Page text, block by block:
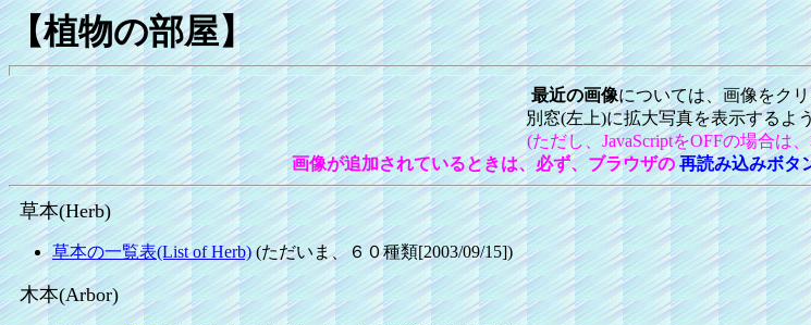
【植物の部屋】
最近の画像については、画像をク
別窓(左上)に拡大写真を表示するよ
(ただし、JavaScriptをOFFの場合は
画像が追加されているときは、必ず、ブラウザの 再読み込みボタ
草本(Herb)
草本の一覧表(List of Herb)(ただいま、６０種類[2003/09/15])
木本(Arbor)